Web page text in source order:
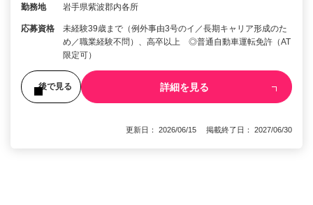
勤務地 岩手県紫波郡内各所
応募資格
未経験39歳まで（例外事由3号のイ／長期キャリア形成のた
め／職業経験不問）、高卒以上 ◎普通自動車運転免許（AT
限定可）
後で見る 詳細を見る
更新日： 2026/06/15 掲載終了日： 2027/06/30